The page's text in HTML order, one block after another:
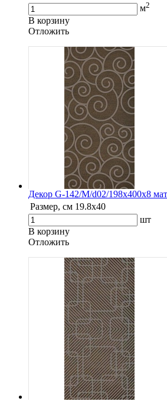
м2
В корзину
Oтложить
Декор G-142/M/d02/198x400x8
Размер, см 19.8х40
шт
В корзину
Oтложить